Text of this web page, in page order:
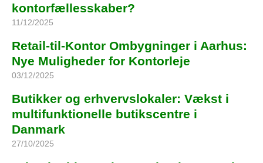
kontorfællesskaber?
11/12/2025
Retail‑til‑Kontor Ombygninger i Aarhus:
Nye Muligheder for Kontorleje
03/12/2025
Butikker og erhvervslokaler: Vækst i
multifunktionelle butikscentre i
Danmark
27/10/2025